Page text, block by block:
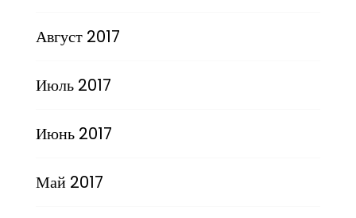
Август 2017
Июль 2017
Июнь 2017
Май 2017